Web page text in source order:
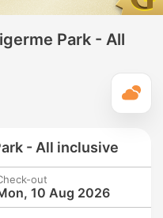
Park - All
- All inclusive
out
10 Aug 2026